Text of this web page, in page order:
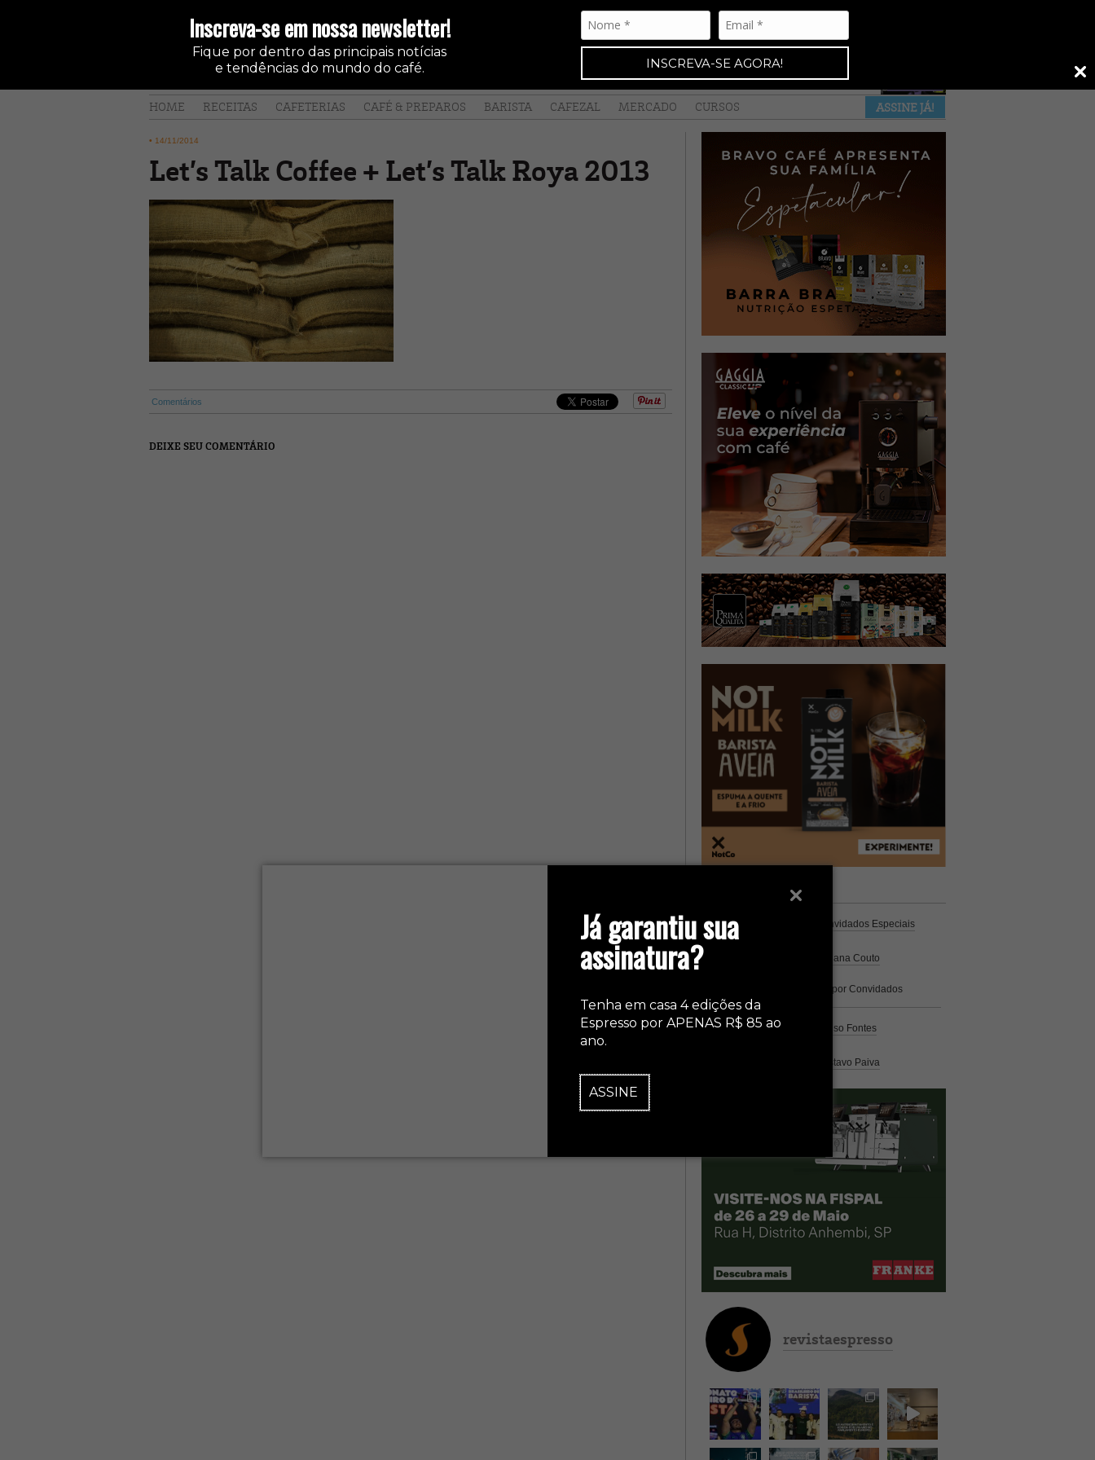
Já garantiu sua
assinatura?
Tenha em casa 4 edições da
Espresso por APENAS R$ 85 ao
ano.
ASSINE
Inscreva-se em nossa newsletter!
Fique por dentro das principais notícias
e tendências do mundo do café.
INSCREVA-SE AGORA!
•NAS BANCAS
HOME RECEITAS CAFETERIAS CAFÉ & PREPAROS BARISTA CAFEZAL MERCADO ASSINE JÁ!
CURSOS
• 14/11/2014
Let’s Talk Coffee + Let’s Talk Roya 2013
Comentários
DEIXE SEU COMENTÁRIO
Espresso
Coluna Café por Convidados Especiais
por Cristiana Couto
por Convidados
Especiais
Análisepor Caio Alonso Fontes
por Gustavo Paiva
revistaespresso